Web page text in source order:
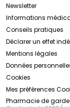
Newsletter
Informations
Conseils pratiques
Déclarer un effet
Mentions légales
Données
Cookies
Mes préférences
Pharmacie de garde